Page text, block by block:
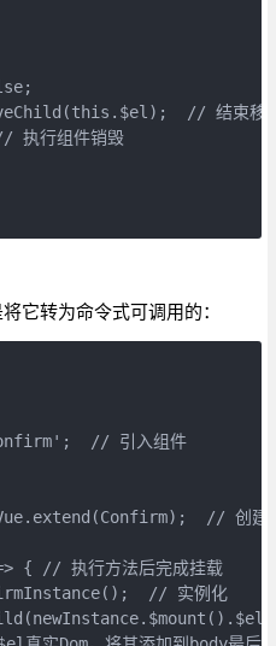
// 结束移
执行组件销毁
它转为命令式可调用的：
// 引入组件
// 创建
// 执行方法后完成挂载
// 实例化